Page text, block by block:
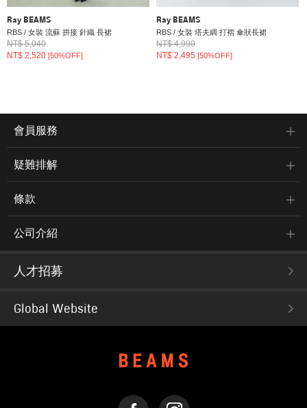
Ray BEAMS
RBS / 女裝 流蘇 拼接 針織 長裙
NT$ 5,040
NT$ 2,520 [50%OFF]
Ray BEAMS
RBS / 女裝 塔夫綢 打褶 傘狀長裙
NT$ 4,990
NT$ 2,495[50%OFF]
會員服務
疑難排解
條款
公司介紹
人才招募
Global Website